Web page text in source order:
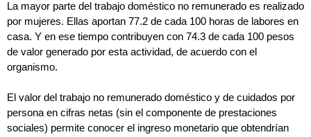
La mayor parte del trabajo doméstico no remunerado es realizado
por mujeres. Ellas aportan 77.2 de cada 100 horas de labores en
casa. Y en ese tiempo contribuyen con 74.3 de cada 100 pesos
de valor generado por esta actividad, de acuerdo con el
organismo.
El valor del trabajo no remunerado doméstico y de cuidados por
persona en cifras netas (sin el componente de prestaciones
sociales) permite conocer el ingreso monetario que obtendrían